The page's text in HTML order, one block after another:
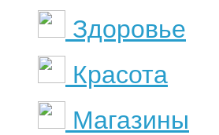
Здоровье
Красота
Магазины